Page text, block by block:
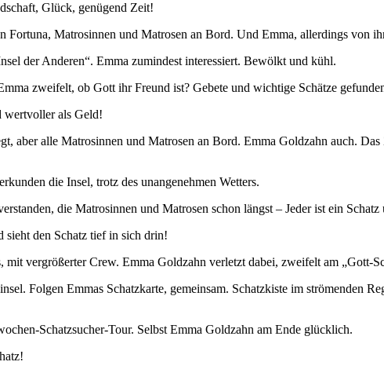
Glück, genügend Zeit!
Fortuna, Matrosinnen und Matrosen an Bord. Und Emma, allerdings von
der Anderen“. Emma zumindest interessiert. Bewölkt und kühl.
zweifelt, ob Gott ihr Freund ist? Gebete und wichtige Schätze
wertvoller als Geld!
aber alle Matrosinnen und Matrosen an Bord. Emma Goldzahn auch.
die Insel, trotz des unangenehmen Wetters.
die Matrosinnen und Matrosen schon längst – Jeder ist ein
den Schatz tief in sich drin!
mit vergrößerter Crew. Emma Goldzahn verletzt dabei, zweifelt am „Gott-
Folgen Emmas Schatzkarte, gemeinsam. Schatzkiste im strömenden
Schatzsucher-Tour. Selbst Emma Goldzahn am Ende glücklich.